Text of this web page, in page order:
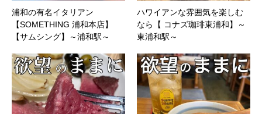
浦和の有名イタリアン
【SOMETHING 浦和本店】
【サムシング】～浦和駅～
ハワイアンな雰囲気を楽しむ
なら【 コナズ珈琲東浦和】～
東浦和駅～